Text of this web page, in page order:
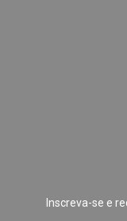
Inscreva-se e